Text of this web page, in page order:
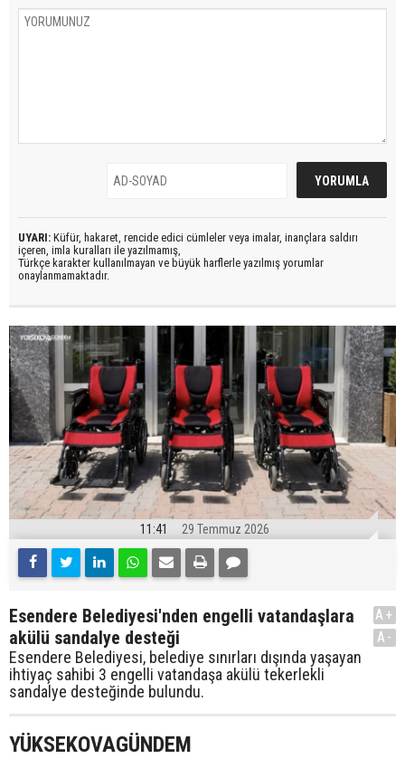
UYARI: Küfür, hakaret, rencide edici cümleler veya imalar, inançlara saldırı
içeren, imla kuralları ile yazılmamış,
Türkçe karakter kullanılmayan ve büyük harflerle yazılmış yorumlar
onaylanmamaktadır.
11:41 29 Temmuz 2026
Esendere Belediyesi'nden engelli vatandaşlara
akülü sandalye desteği
Esendere Belediyesi, belediye sınırları dışında yaşayan
ihtiyaç sahibi 3 engelli vatandaşa akülü tekerlekli
sandalye desteğinde bulundu.
A+
A-
YÜKSEKOVAGÜNDEM